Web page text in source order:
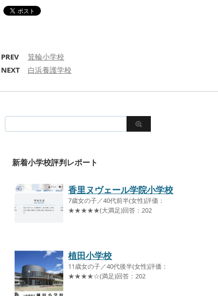
PREV
箕輪小学校
NEXT
白浜養護学校
新着小学校評判レポート
香里ヌヴェール学院小学校
7歳女の子／40代前半(女性)評価：
★★★★★(大満足)回答：202
植田小学校
11歳女の子／40代後半(女性)評価：
★★★★☆(満足)回答：202